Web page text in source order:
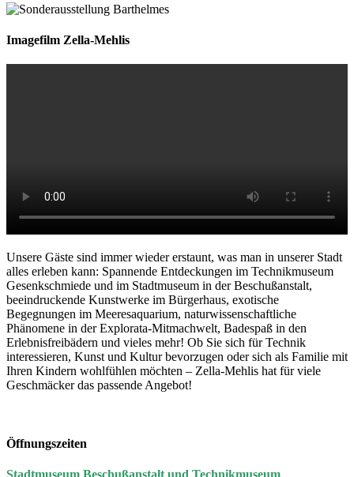
Imagefilm Zella-Mehlis
Unsere Gäste sind immer wieder erstaunt, was man in unserer Stadt
alles erleben kann: Spannende Entdeckungen im Technikmuseum
Gesenkschmiede und im Stadtmuseum in der Beschußanstalt,
beeindruckende Kunstwerke im Bürgerhaus, exotische
Begegnungen im Meeresaquarium, naturwissenschaftliche
Phänomene in der Explorata-Mitmachwelt, Badespaß in den
Erlebnisfreibädern und vieles mehr! Ob Sie sich für Technik
interessieren, Kunst und Kultur bevorzugen oder sich als Familie mit
Ihren Kindern wohlfühlen möchten – Zella-Mehlis hat für viele
Geschmäcker das passende Angebot!
Öffnungszeiten
Stadtmuseum Beschußanstalt und Technikmuseum